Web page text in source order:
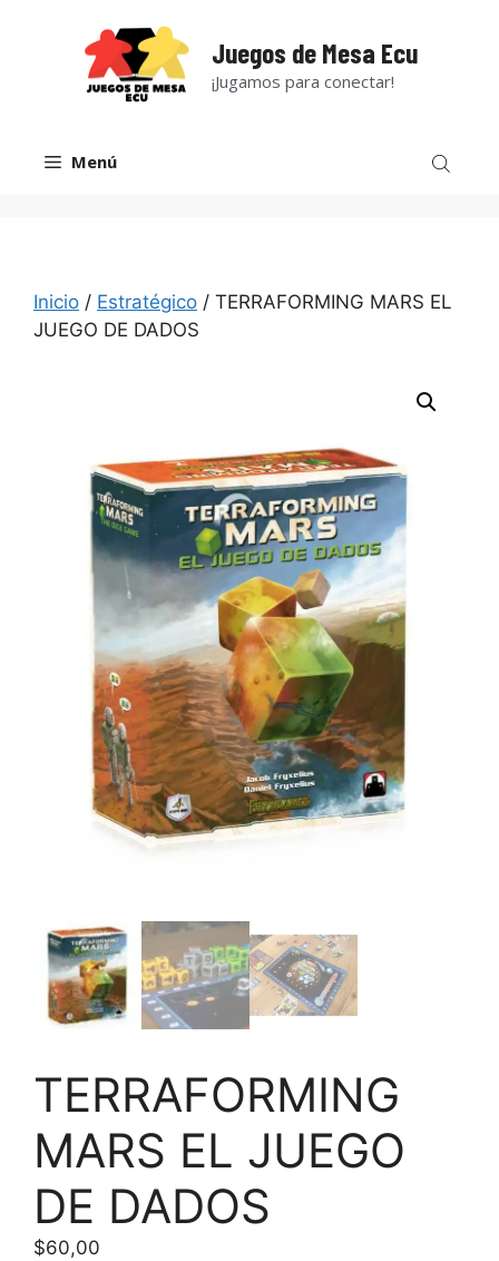
Juegos de Mesa Ecu
¡Jugamos para conectar!
Menú
Inicio / Estratégico / TERRAFORMING MARS EL
JUEGO DE DADOS
TERRAFORMING
MARS EL JUEGO
DE DADOS
$60,00